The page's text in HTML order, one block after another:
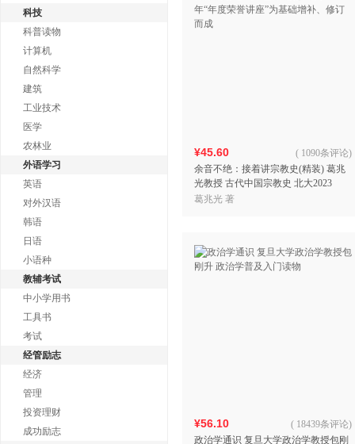
科技
科普读物
计算机
自然科学
建筑
工业技术
医学
农林业
外语学习
英语
对外汉语
韩语
日语
小语种
教辅考试
中小学用书
工具书
考试
经管励志
经济
管理
投资理财
成功励志
¥45.60
余音不绝：接着讲宗教史(精装) 葛兆
光教授 古代中国宗教史 北大2023
年“年度荣誉讲座”为基础增补、修订
( 1090条评论)
葛兆光 著
¥56.10
政治学通识 复旦大学政治学教授包刚
( 18439条评论)